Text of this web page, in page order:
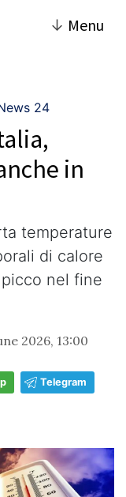
↓ Menu
24
in
temperature
di calore
nel fine
2026, 13:00
Telegram